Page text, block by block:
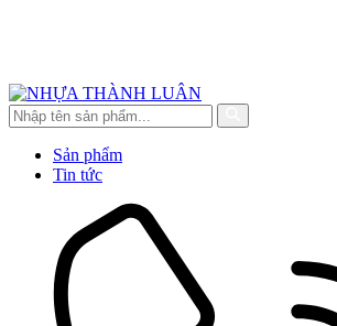
Sản phẩm
Tin tức